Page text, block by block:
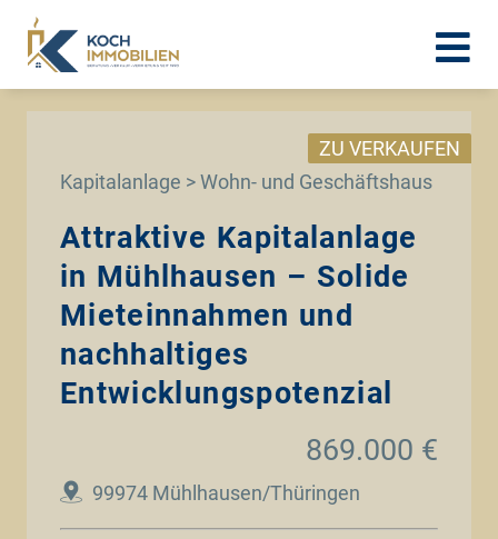
Kapitalanlage > Wohn- und Geschäftshaus
ZU VERKAUFEN
Attraktive Kapitalanlage
in Mühlhausen – Solide
Mieteinnahmen und
nachhaltiges
Entwicklungspotenzial
99974 Mühlhausen/Thüringen
869.000 €